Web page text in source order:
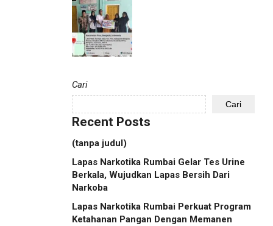
Cari
Cari
Recent Posts
(tanpa judul)
Lapas Narkotika Rumbai Gelar Tes Urine
Berkala, Wujudkan Lapas Bersih Dari
Narkoba
Lapas Narkotika Rumbai Perkuat Program
Ketahanan Pangan Dengan Memanen